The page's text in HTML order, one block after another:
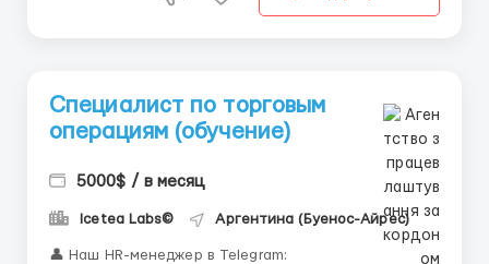
Специалист по торговым
операциям (обучение)
5000$ / в месяц
Icetea Labs© Аргентина (Буенос-Айрес)
👤 Наш HR-менеджер в Telegram: